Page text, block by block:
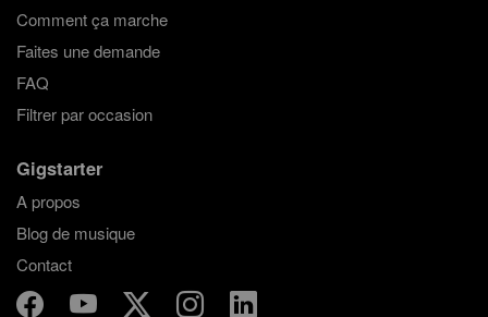
Comment ça marche
Faites une demande
FAQ
Filtrer par occasion
Gigstarter
A propos
Blog de musique
Contact